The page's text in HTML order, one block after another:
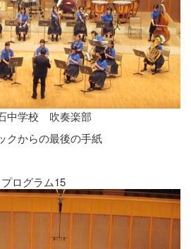
中学校 吹奏楽部
クからの最後の手紙
プログラム15